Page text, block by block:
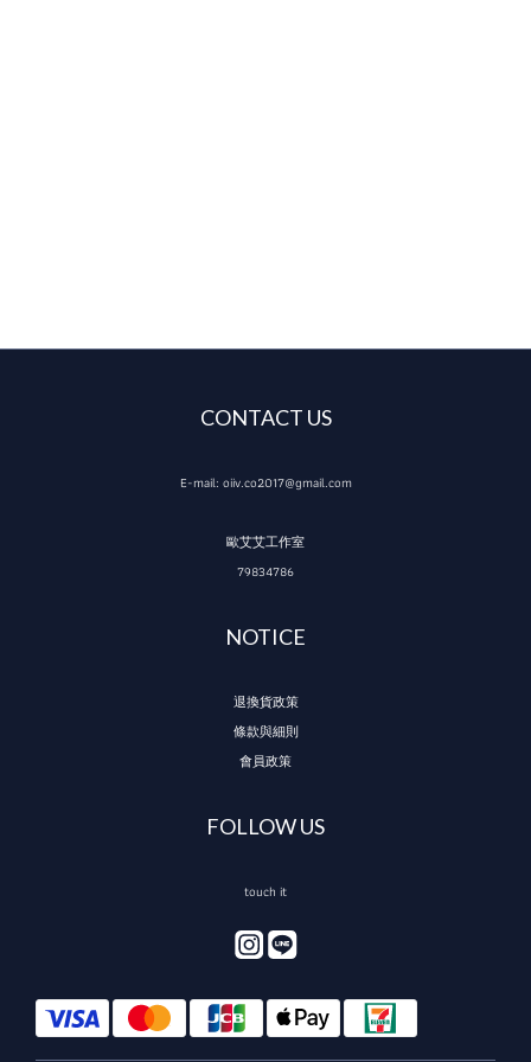
CONTACT US
E-mail: oiiv.co2017@gmail.com
歐艾艾工作室
79834786
NOTICE
退換貨政策
條款與細則
會員政策
FOLLOW US
touch it